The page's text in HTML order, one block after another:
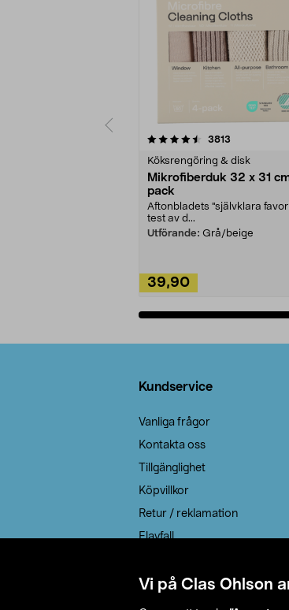
Vi på Clas Ohlson
3813
Köksrengöring & disk
Mikrofiberduk 32 x 31
pack
Aftonbladets "självklara
test av d...
Utförande: Grå/beige
39,90
4.0av 5 stjärnor
Kundservice
Vanliga frågor
Kontakta oss
Tillgänglighet
Köpvillkor
Retur / reklamation
Elavfall
Leveransalternativ